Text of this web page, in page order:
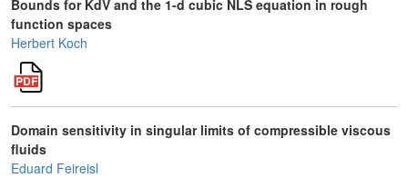
Bounds for KdV and the 1-d cubic NLS equation in rough
function spaces
Herbert Koch
Domain sensitivity in singular limits of compressible viscous
fluids
Eduard Feireisl